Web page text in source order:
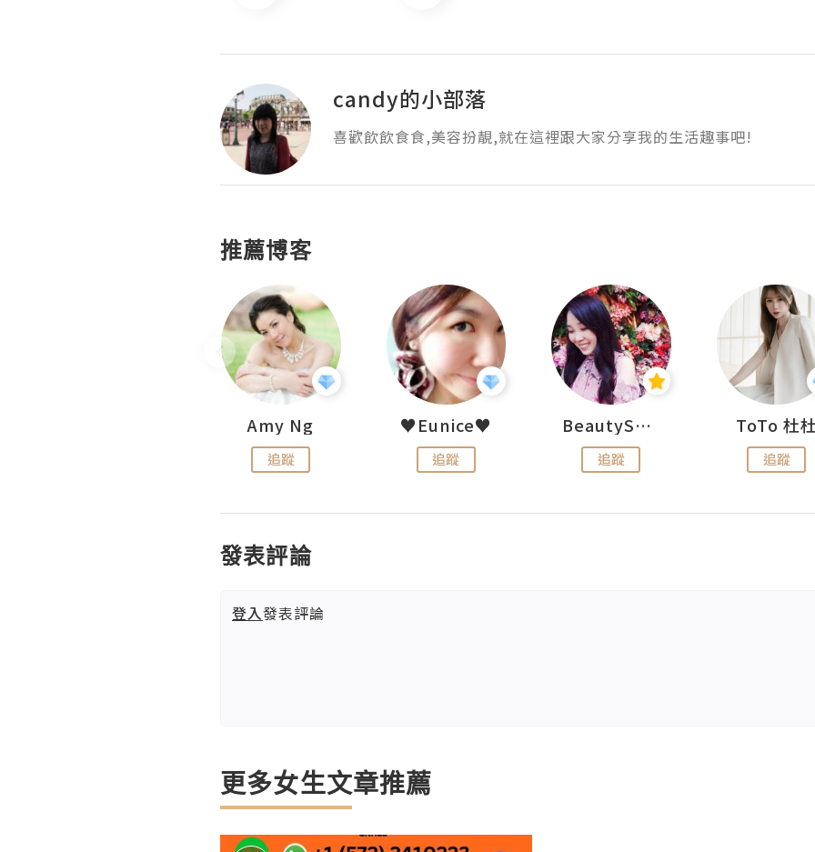
candy的小部落
喜歡飲飲食食,美容扮靚,就在這裡跟大家分享我的生活趣事吧!
推薦博客
Amy Ng
追蹤
♥Eunice♥
追蹤
BeautySearch
追蹤
ToTo 杜杜
追蹤
發表評論
登入發表評論
更多女生文章推薦